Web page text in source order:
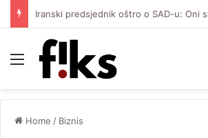
Menu
Home / Biznis